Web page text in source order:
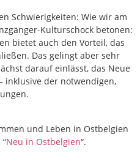
Schwierigkeiten: Wie wir am
Kulturschock betonen:
bietet auch den Vorteil, das
Das gelingt aber sehr
darauf einlässt, das Neue
inklusive der notwendigen,
und Leben in Ostbelgien
Neu in Ostbelgien“.